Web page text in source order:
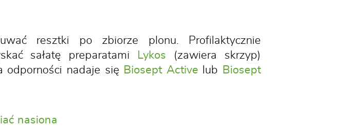
resztki po zbiorze plonu. Profilaktycznie
sałatę preparatami
Lykos (zawiera skrzyp)
odporności nadaje się Biosept Active lub Biosept
nasiona